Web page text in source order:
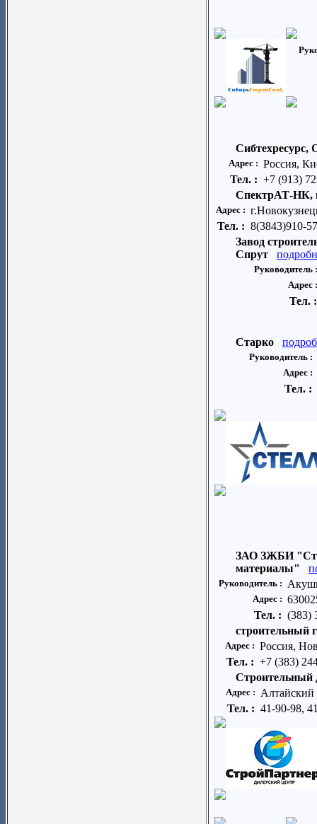
Адрес : Россия,
Тел. : +7 (913)
СпектрАТ-НК,
Адрес :
Тел. : 8(3843)910-
Завод
Спрут
Руководитель
Адрес
Тел.
Старко
Руководитель :
Адрес :
Тел. :
ЗАО ЗЖБИ
материалы"
Руководитель :
Адрес :
Тел. : (383)
строительный
Адрес : Россия,
Тел. : +7 (383)
Строительный
Адрес : Алтайский
Тел. : 41-90-98,